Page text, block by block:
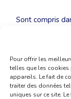
Pour offrir les
telles que les cookies
appareils. Le fait de
traiter des données
uniques sur ce site.
Sont compris
café, thé et